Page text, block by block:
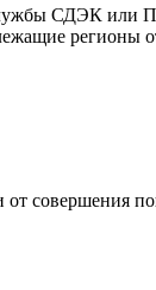
СДЭК или
регионы
от совершения